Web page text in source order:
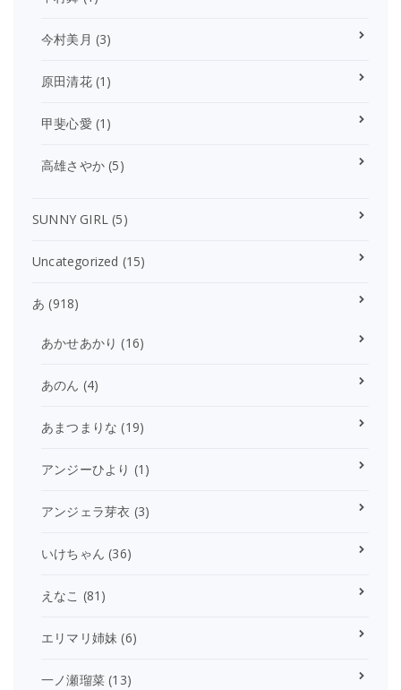
今村美月 (3)
原田清花(1)
甲斐心愛 (1)
高雄さやか (5)
SUNNY GIRL (5)
Uncategorized (15)
あ (918)
あかせあかり (16)
あのん (4)
あまつまりな (19)
アンジーひより (1)
アンジェラ芽衣 (3)
いけちゃん (36)
えなこ (81)
エリマリ姉妹 (6)
一ノ瀬瑠菜 (13)